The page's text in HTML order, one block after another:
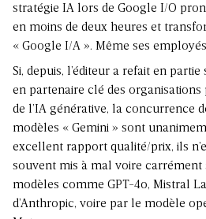
stratégie IA lors de Google I/O
en moins de deux heures et
« Google I/A ». Même ses
Si, depuis, l’éditeur a refait en
en partenaire clé des
de l’IA générative, la concurrence
modèles « Gemini » sont
excellent rapport qualité/prix, ils
souvent mis à mal voire carrément
modèles comme GPT-4o, Mistral
d’Anthropic, voire par le modèle